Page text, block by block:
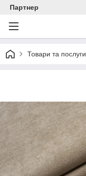
Партнер
Товари та послуги